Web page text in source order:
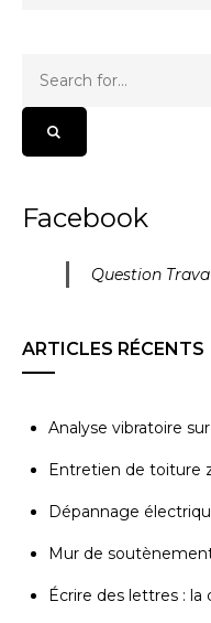
Facebook
Question
ARTICLES RÉCENTS
Analyse vibratoire
Entretien de toiture
Dépannage
Mur de
Écrire des lettres :